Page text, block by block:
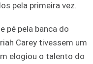
pela primeira vez.
pé pela banca do
Carey tivessem um
elogiou o talento do